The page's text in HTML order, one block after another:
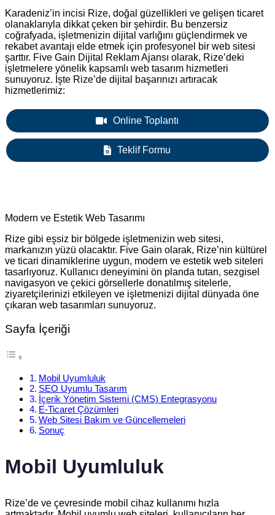
Karadeniz’in incisi Rize, doğal güzellikleri ve gelişen ticaret
olanaklarıyla dikkat çeken bir şehirdir. Bu benzersiz
coğrafyada, işletmenizin dijital varlığını güçlendirmek ve
rekabet avantajı elde etmek için profesyonel bir web sitesi
şarttır. Five Gain Dijital Reklam Ajansı olarak, Rize’deki
işletmelere yönelik kapsamlı web tasarım hizmetleri
sunuyoruz. İşte Rize’de dijital başarınızı artıracak
hizmetlerimiz:
Online Toplantı
Teklif Formu
Modern ve Estetik Web Tasarımı
Rize gibi eşsiz bir bölgede işletmenizin web sitesi,
markanızın yüzü olacaktır. Five Gain olarak, Rize’nin kültürel
ve ticari dinamiklerine uygun, modern ve estetik web siteleri
tasarlıyoruz. Kullanıcı deneyimini ön planda tutan, sezgisel
navigasyon ve çekici görsellerle donatılmış sitelerle,
ziyaretçilerinizi etkileyen ve işletmenizi dijital dünyada öne
çıkaran web tasarımları sunuyoruz.
Sayfa İçeriği
Mobil Uyumluluk
SEO Uyumlu Tasarım
İçerik Yönetim Sistemi (CMS) Entegrasyonu
E-Ticaret Çözümleri
Web Sitesi Bakım ve Güncellemeleri
Sonuç
Mobil Uyumluluk
Rize’de ve çevresinde mobil cihaz kullanımı hızla